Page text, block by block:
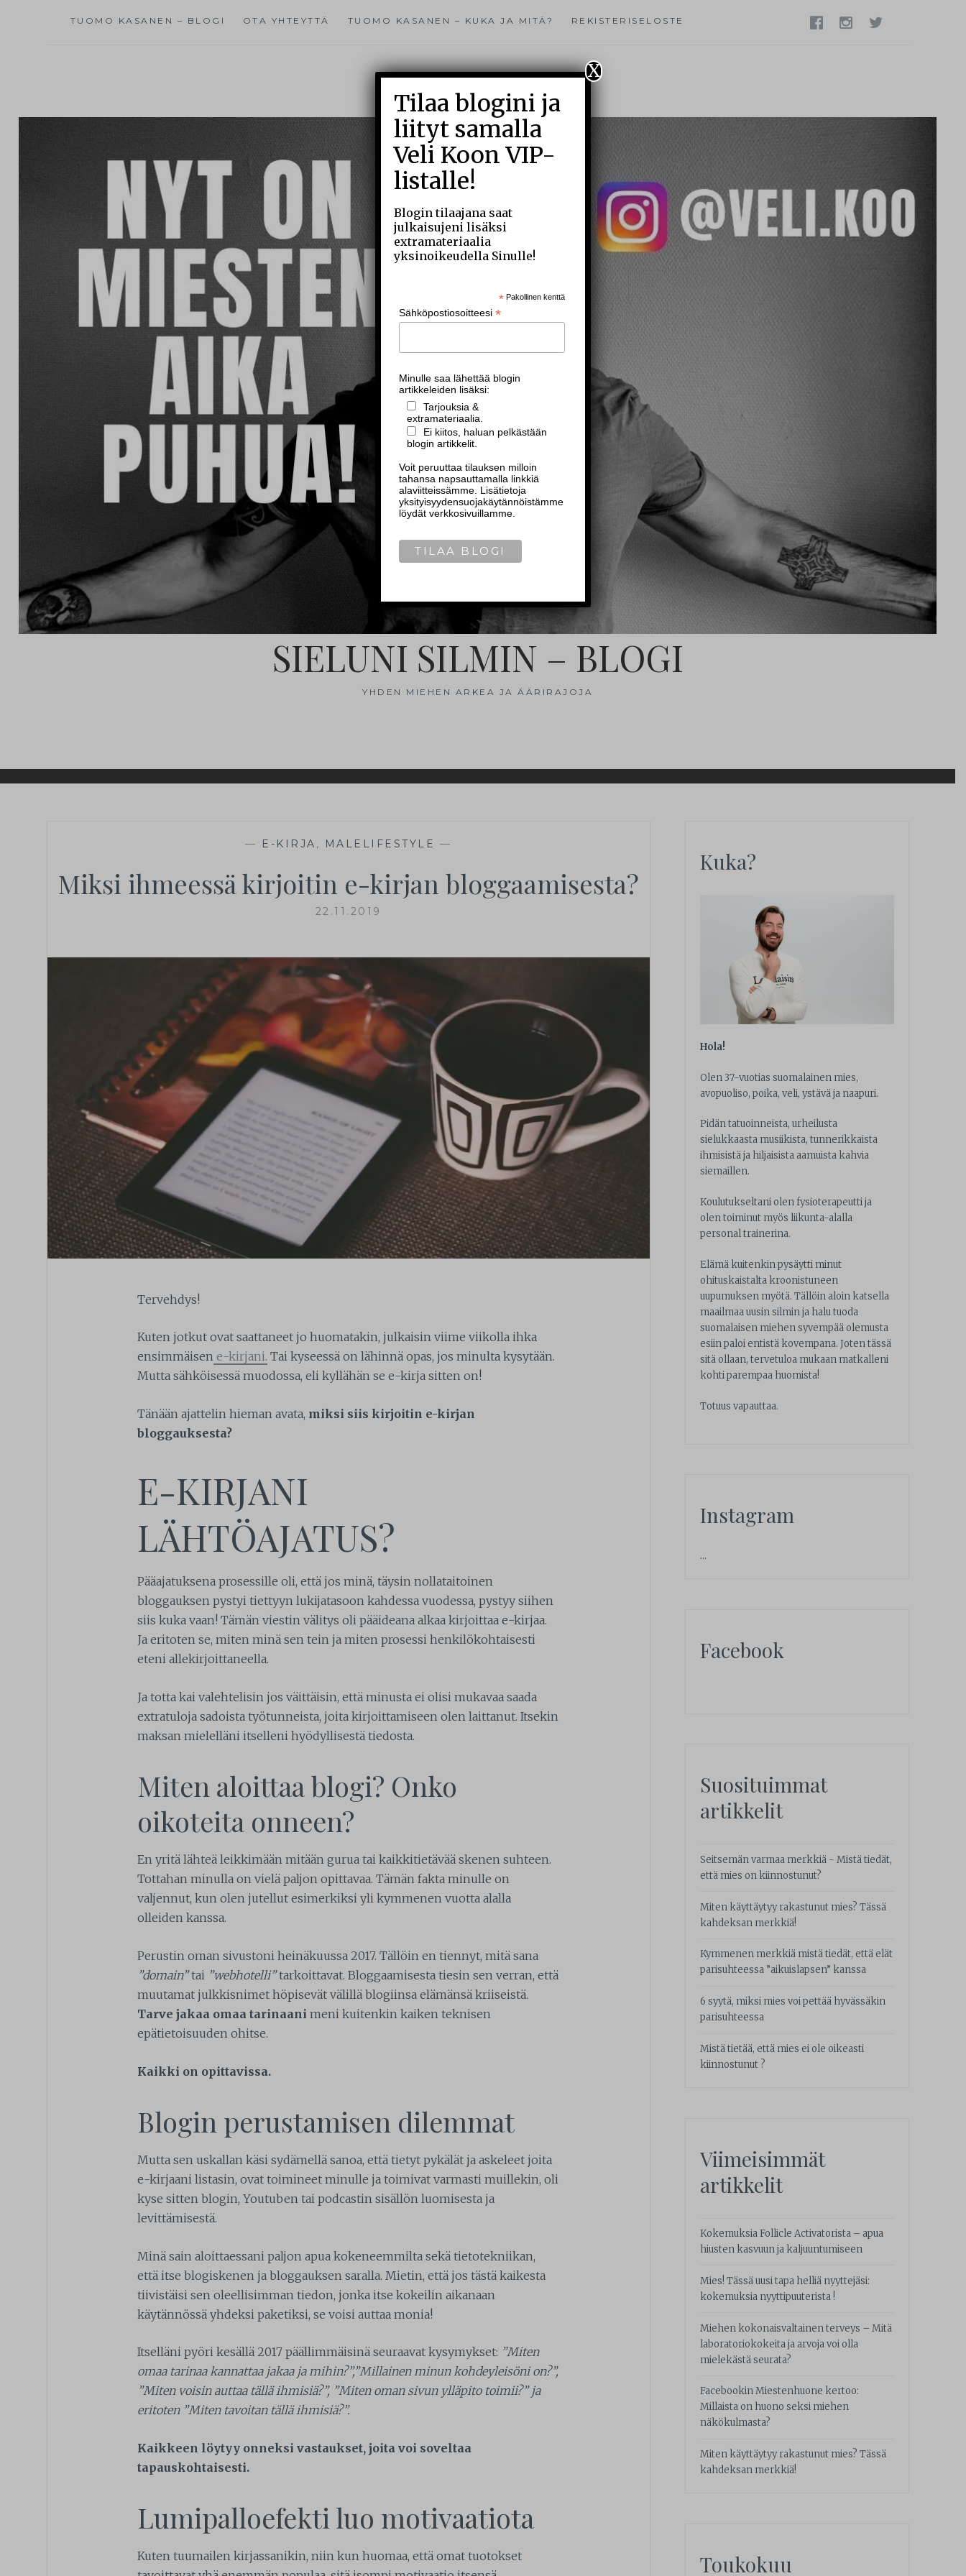
TUOMO KASANEN – BLOGI OTA YHTEYTTÄ TUOMO KASANEN – KUKA JA MITÄ? REKISTERISELOSTE
SIELUNI SILMIN – BLOGI
YHDEN MIEHEN ARKEA JA ÄÄRIRAJOJA
— E-KIRJA , MALELIFESTYLE —
Miksi ihmeessä kirjoitin e-kirjan bloggaamisesta?
22.11.2019
Tervehdys!
Kuten jotkut ovat saattaneet jo huomatakin, julkaisin viime viikolla ihka
ensimmäisen e-kirjani. Tai kyseessä on lähinnä opas, jos minulta kysytään.
Mutta sähköisessä muodossa, eli kyllähän se e-kirja sitten on!
Tänään ajattelin hieman avata, miksi siis kirjoitin e-kirjan
bloggauksesta?
E-KIRJANI
LÄHTÖAJATUS?
Pääajatuksena prosessille oli, että jos minä, täysin nollataitoinen
bloggauksen pystyi tiettyyn lukijatasoon kahdessa vuodessa, pystyy siihen
siis kuka vaan! Tämän viestin välitys oli pääideana alkaa kirjoittaa e-kirjaa.
Ja eritoten se, miten minä sen tein ja miten prosessi henkilökohtaisesti
eteni allekirjoittaneella.
Ja totta kai valehtelisin jos väittäisin, että minusta ei olisi mukavaa saada
extratuloja sadoista työtunneista, joita kirjoittamiseen olen laittanut. Itsekin
maksan mielelläni itselleni hyödyllisestä tiedosta.
Miten aloittaa blogi? Onko
oikoteita onneen?
En yritä lähteä leikkimään mitään gurua tai kaikkitietävää skenen suhteen.
Tottahan minulla on vielä paljon opittavaa. Tämän fakta minulle on
valjennut, kun olen jutellut esimerkiksi yli kymmenen vuotta alalla
olleiden kanssa.
Perustin oman sivustoni heinäkuussa 2017. Tällöin en tiennyt, mitä sana
”domain”tai ”webhotelli”tarkoittavat. Bloggaamisesta tiesin sen verran, että
muutamat julkkisnimet höpisevät välillä blogiinsa elämänsä kriiseistä.
Tarve jakaa omaa tarinaani meni kuitenkin kaiken teknisen
epätietoisuuden ohitse.
Kaikki on opittavissa.
Blogin perustamisen dilemmat
Mutta sen uskallan käsi sydämellä sanoa, että tietyt pykälät ja askeleet joita
e-kirjaani listasin, ovat toimineet minulle ja toimivat varmasti muillekin, oli
kyse sitten blogin, Youtuben tai podcastin sisällön luomisesta ja
levittämisestä.
Minä sain aloittaessani paljon apua kokeneemmilta sekä tietotekniikan,
että itse blogiskenen ja bloggauksen saralla. Mietin, että jos tästä kaikesta
tiivistäisi sen oleellisimman tiedon, jonka itse kokeilin aikanaan
käytännössä yhdeksi paketiksi, se voisi auttaa monia!
Itselläni pyöri kesällä 2017 päällimmäisinä seuraavat kysymykset: ”Miten
omaa tarinaa kannattaa jakaa ja mihin?”,”Millainen minun kohdeyleisöni on?”,
”Miten voisin auttaa tällä ihmisiä?”, ”Miten oman sivun ylläpito toimii?” ja
eritoten ”Miten tavoitan tällä ihmisiä?”.
Kaikkeen löytyy onneksi vastaukset, joita voi soveltaa
tapauskohtaisesti.
Lumipalloefekti luo motivaatiota
Kuten tuumailen kirjassanikin, niin kun huomaa, että omat tuotokset
Kuka?
Hola!
Olen 37-vuotias suomalainen mies,
avopuoliso, poika, veli, ystävä ja naapuri.
Pidän tatuoinneista, urheilusta
sielukkaasta musiikista, tunnerikkaista
ihmisistä ja hiljaisista aamuista kahvia
siemaillen.
Koulutukseltani olen fysioterapeutti ja
olen toiminut myös liikunta-alalla
personal trainerina.
Elämä kuitenkin pysäytti minut
ohituskaistalta kroonistuneen
uupumuksen myötä. Tällöin aloin katsella
maailmaa uusin silmin ja halu tuoda
suomalaisen miehen syvempää olemusta
esiin paloi entistä kovempana. Joten tässä
sitä ollaan, tervetuloa mukaan matkalleni
kohti parempaa huomista!
Totuus vapauttaa.
Instagram
…
Facebook
Suosituimmat
artikkelit
Seitsemän varmaa merkkiä - Mistä tiedät,
että mies on kiinnostunut?
Miten käyttäytyy rakastunut mies? Tässä
kahdeksan merkkiä!
Kymmenen merkkiä mistä tiedät, että elät
parisuhteessa ”aikuislapsen” kanssa
6 syytä, miksi mies voi pettää hyvässäkin
parisuhteessa
Mistä tietää, että mies ei ole oikeasti
kiinnostunut ?
Viimeisimmät
artikkelit
Kokemuksia Follicle Activatorista – apua
hiusten kasvuun ja kaljuuntumiseen
Mies! Tässä uusi tapa helliä nyyttejäsi:
kokemuksia nyyttipuuterista !
Miehen kokonaisvaltainen terveys – Mitä
laboratoriokokeita ja arvoja voi olla
mielekästä seurata?
Facebookin Miestenhuone kertoo:
Millaista on huono seksi miehen
näkökulmasta?
Miten käyttäytyy rakastunut mies? Tässä
kahdeksan merkkiä!
Toukokuu
Tilaa blogini ja
liityt samalla
Veli Koon VIP-
listalle!
Blogin tilaajana saat
julkaisujeni lisäksi
extramateriaalia
yksinoikeudella Sinulle!
* Pakollinen kenttä
Sähköpostiosoitteesi*
Minulle saa lähettää blogin
artikkeleiden lisäksi:
Tarjouksia &
extramateriaalia.
Ei kiitos, haluan pelkästään
blogin artikkelit.
Voit peruuttaa tilauksen milloin
tahansa napsauttamalla linkkiä
alaviitteissämme. Lisätietoja
yksityisyydensuojakäytännöistämme
löydät verkkosivuillamme.
X